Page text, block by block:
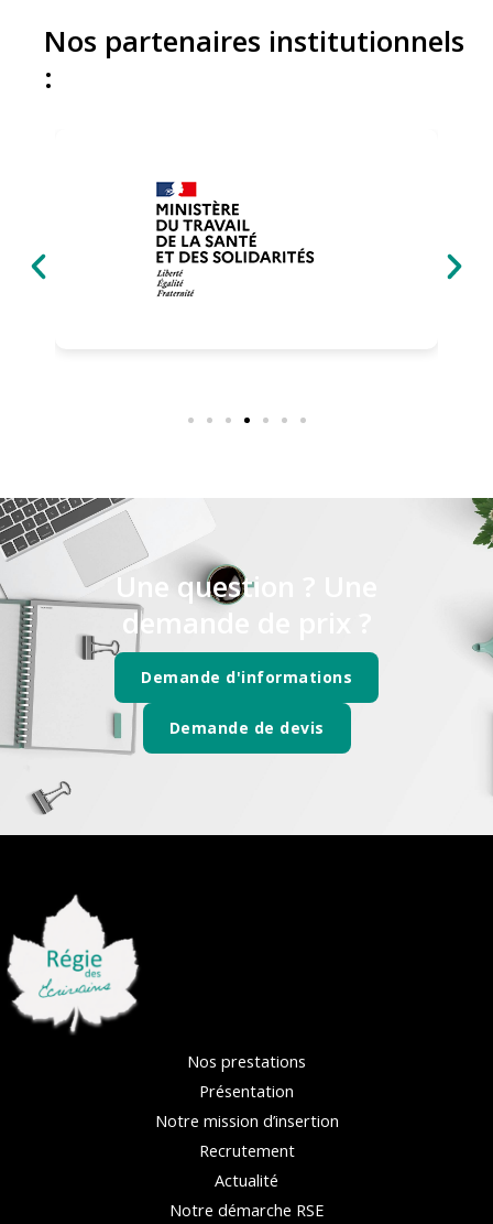
Nos partenaires institutionnels
:
Une question ? Une
demande de prix ?
Demande d'informations
Demande de devis
Nos prestations
Présentation
Notre mission d’insertion
Recrutement
Actualité
Notre démarche RSE